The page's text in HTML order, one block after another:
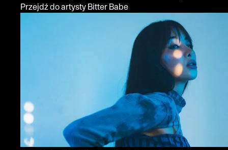
Przejdź do artysty Bitter Babe